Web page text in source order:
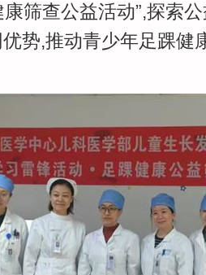
康筛查公益活动”,探索
势,推动青少年足踝健